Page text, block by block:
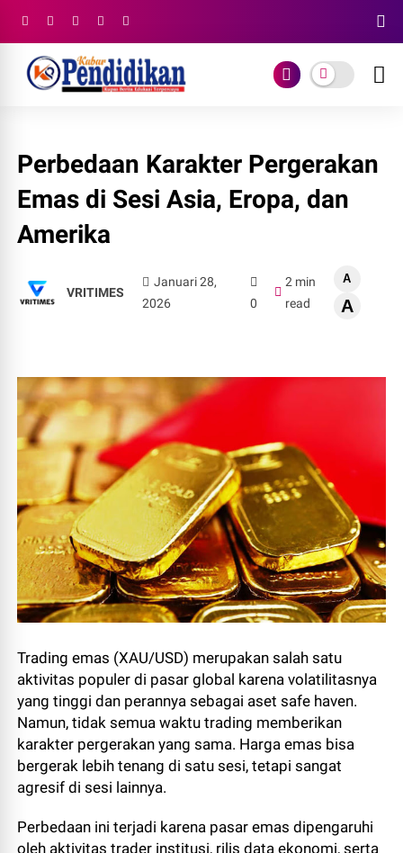
Perbedaan Karakter Pergerakan
Emas di Sesi Asia, Eropa, dan
Amerika
VRITIMES
Januari 28,
2026
0
2 min
read
A
A
Trading emas (XAU/USD) merupakan salah satu
aktivitas populer di pasar global karena volatilitasnya
yang tinggi dan perannya sebagai aset safe haven.
Namun, tidak semua waktu trading memberikan
karakter pergerakan yang sama. Harga emas bisa
bergerak lebih tenang di satu sesi, tetapi sangat
agresif di sesi lainnya.
Perbedaan ini terjadi karena pasar emas dipengaruhi
oleh aktivitas trader institusi, rilis data ekonomi, serta